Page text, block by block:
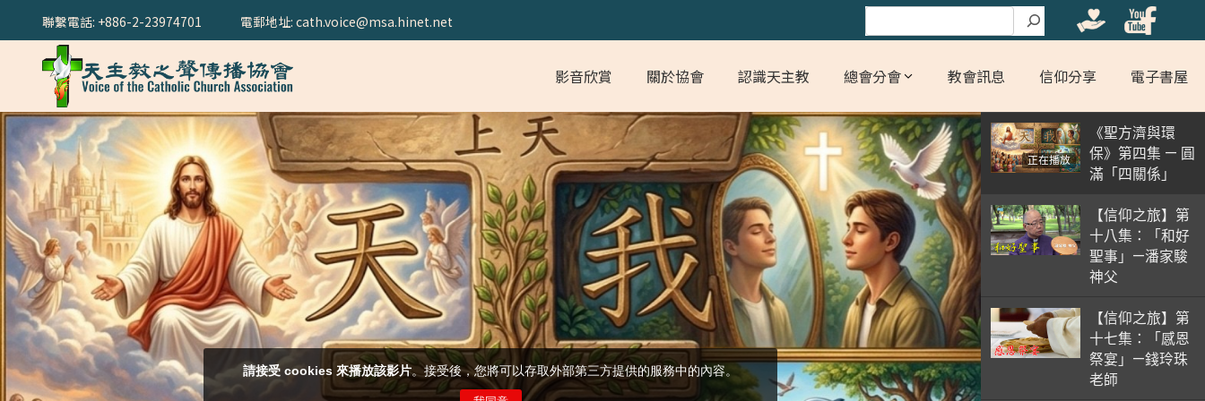
聯繫電話: +886-2-23974701 搜尋
電郵地址: cath.voice@msa.hinet.net
影音欣賞 關於協會 認識天主教 總會分會 教會訊息 信仰分享 電子書屋
正在播放
《聖方濟與環
保》第四集 — 圓
滿「四關係」
【信仰之旅】第
十八集：「和好
聖事」—潘家駿
神父
【信仰之旅】第
十七集：「感恩
祭宴」—錢玲珠
老師